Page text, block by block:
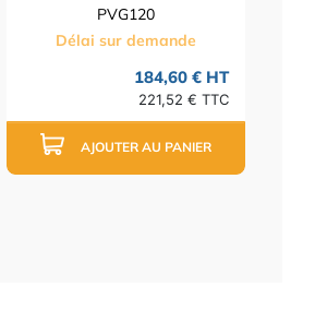
PVG120
Délai sur demande
184,60 € HT
221,52 € TTC
AJOUTER AU PANIER